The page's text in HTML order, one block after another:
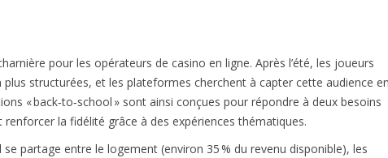
pour les opérateurs de casino en ligne. Après l’été, les joueurs
structurées, et les plateformes cherchent à capter cette audience
« back‑to‑school » sont ainsi conçues pour répondre à deux besoins
la fidélité grâce à des expériences thématiques.
partage entre le logement (environ 35 % du revenu disponible), les